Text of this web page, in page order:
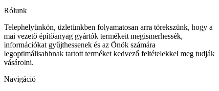
Rólunk
Telephelyünkön, üzletünkben folyamatosan arra törekszünk, hogy a
mai vezető építőanyag gyártók termékeit megismerhessék,
információkat gyűjthessenek és az Önök számára
legoptimálisabbnak tartott terméket kedvező feltételekkel meg tudják
vásárolni.
Navigáció